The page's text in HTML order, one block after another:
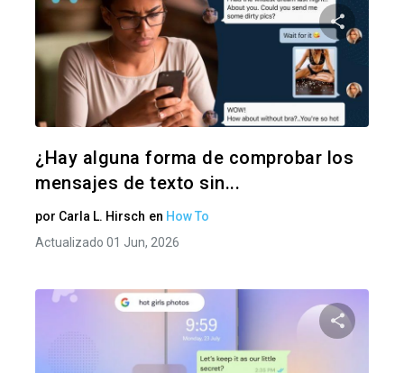
¿Hay alguna forma de comprobar los
mensajes de texto sin...
por Carla L. Hirsch en How To
Actualizado 01 Jun, 2026